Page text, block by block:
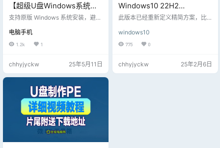
【超级U盘Windows系统工
具】最新更新_优启通
版，片尾附下载地址
支持原版 Windows 系统安装，避免
镜像下载功能，方便用户直接获取
最新系统。 数据备份与恢复 支持硬
盘分区备份与还原，确保数据安
系统或数据。 硬盘分区管理 支持硬
盘分区调整、创建、删除等操作。
区问题。 硬件检测 集成了硬件信息
检测工具，方便用户了解电脑配
置。 支持硬盘坏道检测、内存测试
等。 密码重置…
电脑手机
1.2k 1
chhyjyckw 25年5月11日
Windows10 22H2
19045.2913 X64 可更新
(2023.4.27)
此版本已经重新定义精简方案，比
22H2 19045.2913为了保证稳定初
心的系统全部都是离线精简和优
化，非二次封装。系统纯净、流
公基本无影响、欢迎朋友们测试反
馈，提出意见！
windows10
775 0
chhyjyckw 25年2月6日